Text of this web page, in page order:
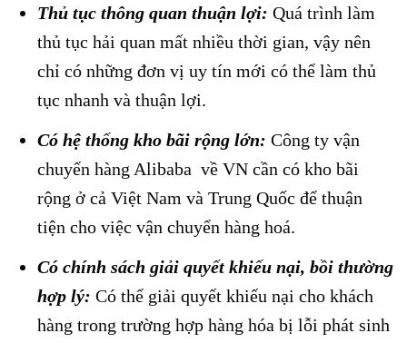
Thủ tục thông quan thuận lợi: Quá trình làm
thủ tục hải quan mất nhiều thời gian, vậy nên
chỉ có những đơn vị uy tín mới có thể làm thủ
tục nhanh và thuận lợi.
Có hệ thống kho bãi rộng lớn: Công ty vận
chuyển hàng Alibaba về VN cần có kho bãi
rộng ở cả Việt Nam và Trung Quốc để thuận
tiện cho việc vận chuyển hàng hoá.
Có chính sách giải quyết khiếu nại, bồi thường
hợp lý: Có thể giải quyết khiếu nại cho khách
hàng trong trường hợp hàng hóa bị lỗi phát sinh